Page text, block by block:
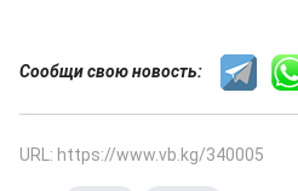
Сообщи свою новость:
URL: https://www.vb.kg/340005